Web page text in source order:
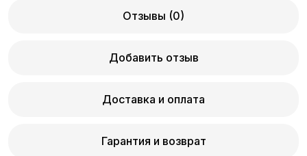
Отзывы (0)
Добавить отзыв
Доставка и оплата
Гарантия и возврат